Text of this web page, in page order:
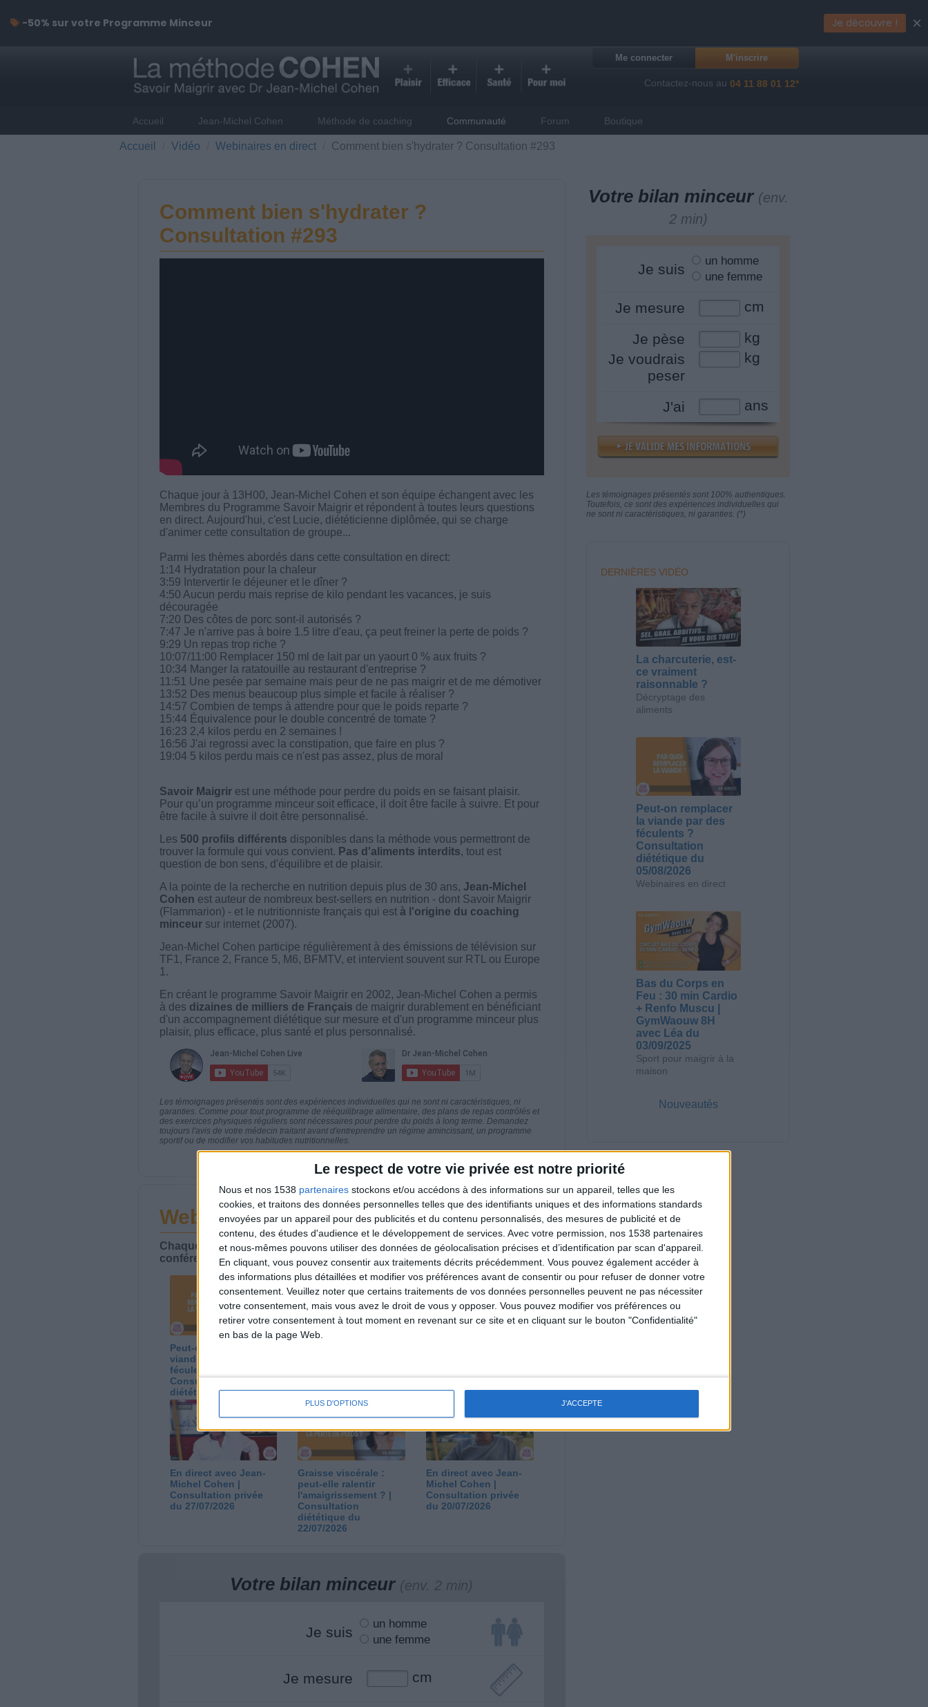
Le respect de votre vie privée est notre priorité
Nous et nos 1538 partenaires stockons et/ou accédons à des informations sur un appareil, telles que les
cookies, et traitons des données personnelles telles que des identifiants uniques et des informations standards
envoyées par un appareil pour des publicités et du contenu personnalisés, des mesures de publicité et de
contenu, des études d'audience et le développement de services. Avec votre permission, nos 1538 partenaires
et nous-mêmes pouvons utiliser des données de géolocalisation précises et d’identification par scan d'appareil.
En cliquant, vous pouvez consentir aux traitements décrits précédemment. Vous pouvez également accéder à
des informations plus détaillées et modifier vos préférences avant de consentir ou pour refuser de donner votre
consentement. Veuillez noter que certains traitements de vos données personnelles peuvent ne pas nécessiter
votre consentement, mais vous avez le droit de vous y opposer. Vous pouvez modifier vos préférences ou
retirer votre consentement à tout moment en revenant sur ce site et en cliquant sur le bouton "Confidentialité"
en bas de la page Web.
PLUS D'OPTIONS J'ACCEPTE
Me connecter M'inscrire
Contactez-nous au 04 11 88 01 12*
Accueil Jean-Michel Cohen Méthode de coaching Communauté Forum Boutique
Accueil Vidéo Webinaires en direct Comment bien s'hydrater ? Consultation #293
Comment bien s'hydrater ?
Consultation #293
Chaque jour à 13H00, Jean-Michel Cohen et son équipe échangent avec les
Membres du Programme Savoir Maigrir et répondent à toutes leurs questions
en direct. Aujourd'hui, c'est Lucie, diététicienne diplômée, qui se charge
d'animer cette consultation de groupe...
Parmi les thèmes abordés dans cette consultation en direct:
1:14 Hydratation pour la chaleur
3:59 Intervertir le déjeuner et le dîner ?
4:50 Aucun perdu mais reprise de kilo pendant les vacances, je suis
découragée
7:20 Des côtes de porc sont-il autorisés ?
7:47 Je n'arrive pas à boire 1.5 litre d'eau, ça peut freiner la perte de poids ?
9:29 Un repas trop riche ?
10:07/11:00 Remplacer 150 ml de lait par un yaourt 0 % aux fruits ?
10:34 Manger la ratatouille au restaurant d'entreprise ?
11:51 Une pesée par semaine mais peur de ne pas maigrir et de me démotiver
13:52 Des menus beaucoup plus simple et facile à réaliser ?
14:57 Combien de temps à attendre pour que le poids reparte ?
15:44 Équivalence pour le double concentré de tomate ?
16:23 2,4 kilos perdu en 2 semaines !
16:56 J'ai regrossi avec la constipation, que faire en plus ?
19:04 5 kilos perdu mais ce n'est pas assez, plus de moral
Savoir Maigrirest une méthode pour perdre du poids en se faisant plaisir.
Pour qu’un programme minceur soit efficace, il doit être facile à suivre. Et pour
être facile à suivre il doit être personnalisé.
Les 500 profils différents disponibles dans la méthode vous permettront de
trouver la formule qui vous convient. Pas d'aliments interdits, tout est
question de bon sens, d'équilibre et de plaisir.
A la pointe de la recherche en nutrition depuis plus de 30 ans, Jean-Michel
Cohen est auteur de nombreux best-sellers en nutrition - dont Savoir Maigrir
(Flammarion) - et le nutritionniste français qui est à l'origine du coaching
minceursur internet (2007).
Jean-Michel Cohen participe régulièrement à des émissions de télévision sur
TF1, France 2, France 5, M6, BFMTV, et intervient souvent sur RTL ou Europe
1.
En créant le programme Savoir Maigrir en 2002, Jean-Michel Cohen a permis
à des dizaines de milliers de Français de maigrir durablement en bénéficiant
d'un accompagnement diététique sur mesure et d'un programme minceur plus
plaisir, plus efficace, plus santé et plus personnalisé.
Les témoignages présentés sont des expériences individuelles qui ne sont ni caractéristiques, ni
garanties. Comme pour tout programme de rééquilibrage alimentaire, des plans de repas contrôlés et
des exercices physiques réguliers sont nécessaires pour perdre du poids à long terme. Demandez
toujours l'avis de votre médecin traitant avant d'entreprendre un régime amincissant, un programme
sportif ou de modifier vos habitudes nutritionnelles.
Webinaires en direct Voir tout
Chaque semaine, posez vos questions en live en participant à des vidéo-
conférences avec Jean-Michel et les diététiciennes du programme.
Peut-on remplacer la
viande par des
féculents ?
Consultation
diététique du
05/08/2026
Consultation
diététique du
03/08/2026
Consultation
diététique du
En direct avec Jean-
Michel Cohen |
Consultation privée
du 27/07/2026
Graisse viscérale :
peut-elle ralentir
l'amaigrissement ? |
Consultation
diététique du
22/07/2026
En direct avec Jean-
Michel Cohen |
Consultation privée
du 20/07/2026
Votre bilan minceur (env. 2 min)
Je suis
un homme
une femme
Je mesure cm
Votre bilan minceur (env.
2 min)
Je suis
un homme
une femme
Je mesure cm
Je pèse
kg
Je voudrais
peser
kg
J'ai ans
Les témoignages présentés sont 100% authentiques.
Toutefois, ce sont des expériences individuelles qui
ne sont ni caractéristiques, ni garanties. (*)
DERNIÈRES VIDÉO
La charcuterie, est-
ce vraiment
raisonnable ?
Décryptage des
aliments
Peut-on remplacer
la viande par des
féculents ?
Consultation
diététique du
05/08/2026
Webinaires en direct
Bas du Corps en
Feu : 30 min Cardio
+ Renfo Muscu |
GymWaouw 8H
avec Léa du
03/09/2025
Sport pour maigrir à la
maison
Nouveautés
-50% sur votre Programme Minceur Je découvre ! ×